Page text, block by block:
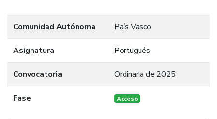
Comunidad Autónoma País Vasco
Asignatura Portugués
Convocatoria Ordinaria de 2025
Fase Acceso